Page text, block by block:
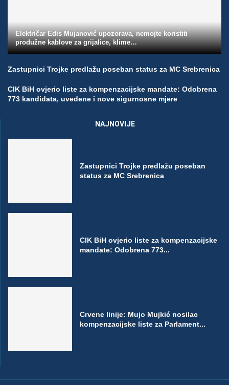
Električar Edis Mujanović upozorava, nemojte koristiti
produžne kablove za grijalice, klime…
Zastupnici Trojke predlažu poseban status za MC Srebrenica
CIK BiH ovjerio liste za kompenzacijske mandate: Odobrena
773 kandidata, uvedene i nove sigurnosne mjere
NAJNOVIJE
Zastupnici Trojke predlažu poseban
status za MC Srebrenica
CIK BiH ovjerio liste za kompenzacijske
mandate: Odobrena 773...
Crvene linije: Mujo Mujkić nosilac
kompenzacijske liste za Parlament...